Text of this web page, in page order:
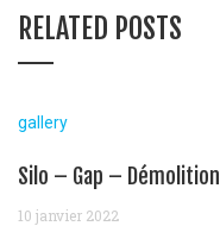
RELATED POSTS
gallery
Silo – Gap – Démolition
10 janvier 2022